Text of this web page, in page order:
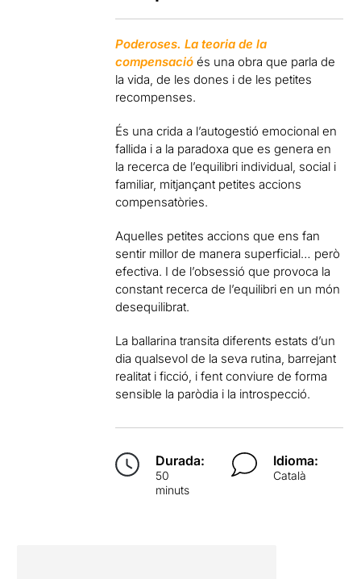
Poderoses. La teoria de la
compensació és una obra que parla de
la vida, de les dones i de les petites
recompenses.
És una crida a l’autogestió emocional en
fallida i a la paradoxa que es genera en
la recerca de l’equilibri individual, social i
familiar, mitjançant petites accions
compensatòries.
Aquelles petites accions que ens fan
sentir millor de manera superficial… però
efectiva. I de l’obsessió que provoca la
constant recerca de l’equilibri en un món
desequilibrat.
La ballarina transita diferents estats d’un
dia qualsevol de la seva rutina, barrejant
realitat i ficció, i fent conviure de forma
sensible la paròdia i la introspecció.
Durada:
50
minuts
Idioma:
Català